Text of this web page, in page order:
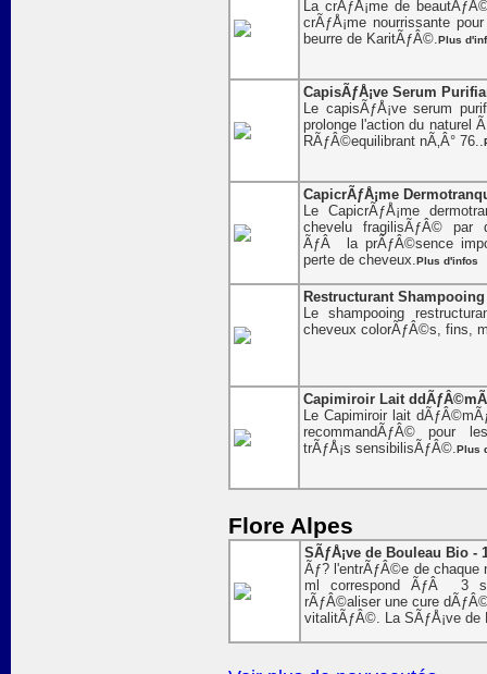
La crÃƒÅ¡me de
crÃƒÅ¡me nourrissante
beurre de KaritÃƒÂ©.Plus
CapisÃƒÅ¡ve Serum
Le capisÃƒÅ¡ve serum
prolonge l'action du naturel
RÃƒÂ©equilibrant nÃ‚Â° 76..
CapicrÃƒÅ¡me
Le CapicrÃƒÅ¡me
chevelu fragilisÃƒÂ© par
ÃƒÂ la prÃƒÂ©sence
perte de cheveux.Plus d'infos
Restructurant
Le shampooing
cheveux colorÃƒÂ©s, fins,
Capimiroir Lait
Le Capimiroir lait
recommandÃƒÂ© pour
trÃƒÅ¡s sensibilisÃƒÂ©.Plus
Flore Alpes
SÃƒÅ¡ve de Bouleau Bio -
Ãƒ? l'entrÃƒÂ©e de chaque
ml correspond ÃƒÂ 3
rÃƒÂ©aliser une cure
vitalitÃƒÂ©. La SÃƒÅ¡ve de